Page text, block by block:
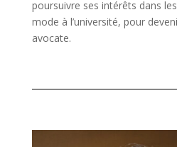
poursuivre ses intérêts dans
mode à l’université, pour
avocate.